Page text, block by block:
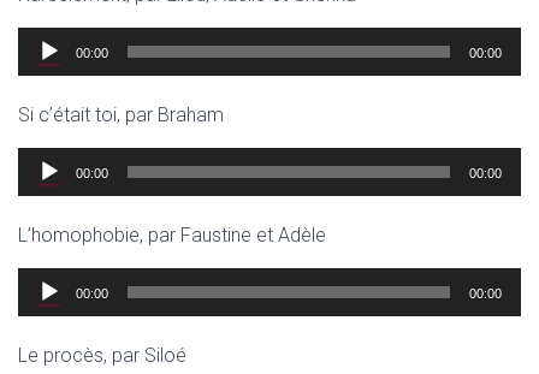
Lecteur
audio
00:00 00:00
Si c’était toi, par Braham
Lecteur
audio
00:00 00:00
L’homophobie, par Faustine et Adèle
Lecteur
audio
00:00 00:00
Le procès, par Siloé